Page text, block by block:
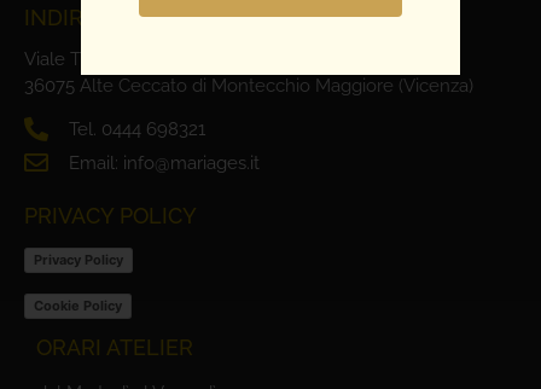
INDIRIZZO E CONTATTI
Viale Trieste, 1
36075 Alte Ceccato di Montecchio Maggiore (Vicenza)
Tel. 0444 698321
Email: info@mariages.it
PRIVACY POLICY
Privacy Policy
Cookie Policy
ORARI ATELIER